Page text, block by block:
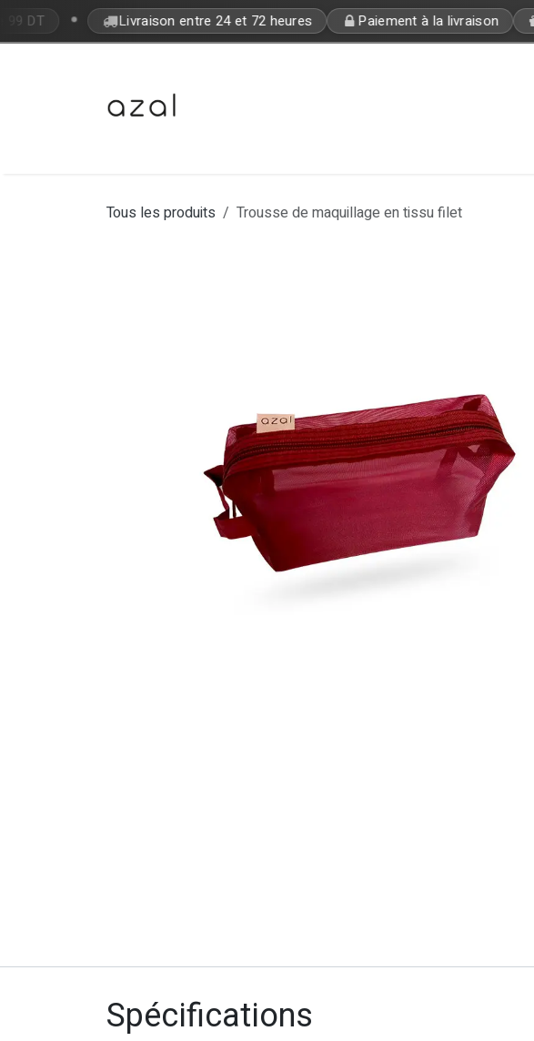
Se rendre au contenu
DT Livraison entre 24 et 72 heures Paiement à la livraison
Tous les produits Trousse de maquillage en tissu filet
Spécifications